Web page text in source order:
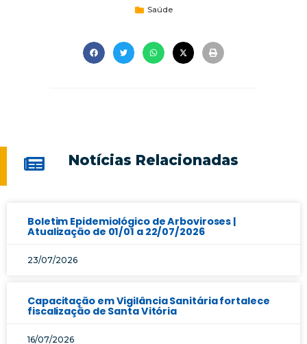
Saúde
Notícias Relacionadas
Boletim Epidemiológico de Arboviroses |
Atualização de 01/01 a 22/07/2026
23/07/2026
Capacitação em Vigilância Sanitária fortalece
fiscalização de Santa Vitória
16/07/2026